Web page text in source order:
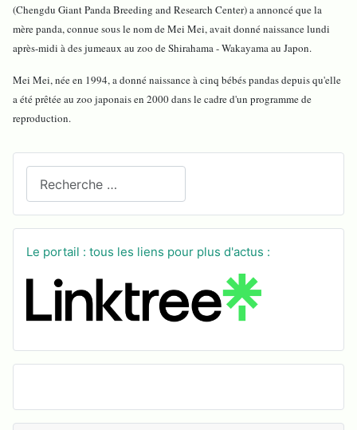
Le portail : tous les liens pour plus d'actus :
(Chengdu Giant Panda Breeding and Research Center) a annoncé que la
mère panda, connue sous le nom de Mei Mei, avait donné naissance lundi
après-midi à des jumeaux au zoo de Shirahama - Wakayama au Japon.
Mei Mei, née en 1994, a donné naissance à cinq bébés pandas depuis qu'elle
a été prêtée au zoo japonais en 2000 dans le cadre d'un programme de
reproduction.